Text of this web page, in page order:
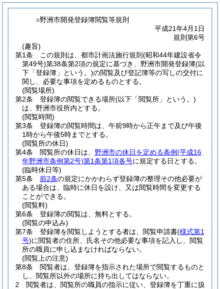
○野洲市開発登録簿閲覧等規則
平成21年4月1日
規則第6号
(趣旨)
第1条
この規則は、都市計画法施行規則 (昭和44年建設省令
第49号)第38条第2項の規定に基づき、野洲市開発登録簿(以
下「登録簿」という。)の閲覧及び登記簿等の写しの交付に
関し、必要な事項を定めるものとする。
(閲覧場所)
第2条
登録簿の閲覧できる場所(以下「閲覧所」という。)
は、野洲市役所内とする。
(閲覧時間)
第3条
登録簿の閲覧時間は、午前9時から正午まで及び午後
1時から午後5時までとする。
(閲覧所の休日)
第4条
閲覧所の休日は、 野洲市の休日を定める条例(平成16
年野洲市条例第2号)第1条第1項各号に規定する日とする。
(臨時休日等)
第5条
前2条の規定にかかわらず登録簿の整理その他必要が
ある場合は、臨時に休日を設け、又は閲覧時間を変更する
ことができる。
(閲覧料)
第6条
登録簿の閲覧は、無料とする。
(閲覧の申込み)
第7条
登録簿を閲覧しようとする者は、閲覧申請書(様式第1
号)に閲覧者の住所、氏名その他必要な事項を記入し、閲覧
所の職員に申し込まなければならない。
(閲覧上の注意)
第8条
閲覧者は、登録簿を指示された場所で閲覧するものと
し、閲覧所以外の場所に持ち出してはならない。
2
閲覧者は、閲覧所の職員の指示に従い、登録簿を丁重に扱